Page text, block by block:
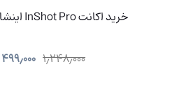
خرید اکانت InShot Pro اینشات پرو (شارژ آنی)
۱٫۲۴۸٫۰۰۰ ۴۹۹٫۰۰۰